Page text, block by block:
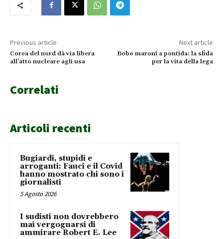
Previous article
Corea del nord dà via libera
all’atto nucleare agli usa
Next article
Bobo maroni a pontida: la sfida
per la vita della lega
Correlati
Articoli recenti
Bugiardi, stupidi e
arroganti: Fauci e il Covid
hanno mostrato chi sono i
giornalisti
5 Agosto 2026
I sudisti non dovrebbero
mai vergognarsi di
ammirare Robert E. Lee